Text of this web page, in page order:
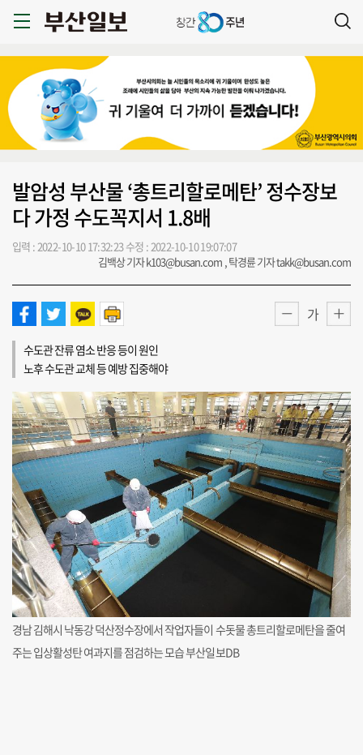
발암성 부산물 ‘총트리할로메탄’ 정수장보
다 가정 수도꼭지서 1.8배
입력 : 2022-10-10 17:32:23수정 : 2022-10-10 19:07:07
김백상 기자 k103@busan.com , 탁경륜 기자 takk@busan.com
가
수도관 잔류 염소 반응 등이 원인
노후 수도관 교체 등 예방 집중해야
경남 김해시 낙동강 덕산정수장에서 작업자들이 수돗물 총트리할로메탄을 줄여
주는 입상활성탄 여과지를 점검하는 모습 부산일보DB